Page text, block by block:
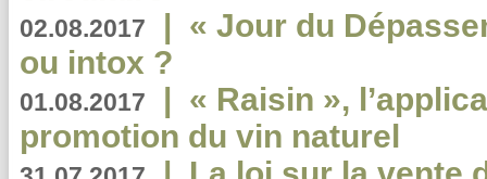
02.08.2017 | « Jour du
ou intox ?
01.08.2017 | « Raisin »,
promotion du vin naturel